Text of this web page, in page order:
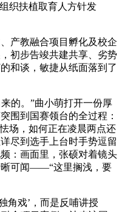
织扶植取育人方针发
教融合项目孵化及校企
初步告竣共建共享、劣势
和谈，敏捷从纸面落到了
的。”曲小萌打开一份厚
围到国赛领台的全过程：
场，如何正在凌晨两点还
尽到选手上台时手势逗留
：画面里，张硕对着镜头
晰可闻——“这里搁浅，要
戏’，而是反哺讲授